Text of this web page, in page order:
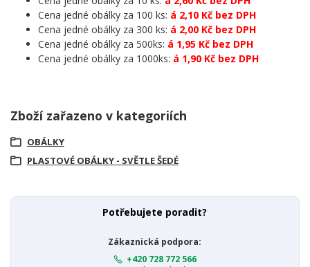
Cena jedné obálky za 100 ks: á 2,10 Kč bez DPH
Cena jedné obálky za 300 ks: á 2,00 Kč bez DPH
Cena jedné obálky za 500ks: á 1,95 Kč bez DPH
Cena jedné obálky za 1000ks: á 1,90 Kč bez DPH
Zboží zařazeno v kategoriích
OBÁLKY
PLASTOVÉ OBÁLKY - SVĚTLE ŠEDÉ
Potřebujete poradit?
Zákaznická podpora:
+420 728 772 566